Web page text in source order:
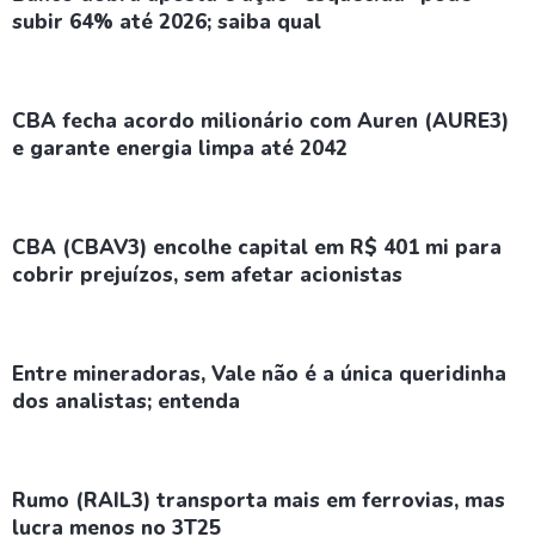
subir 64% até 2026; saiba qual
CBA fecha acordo milionário com Auren (AURE3)
e garante energia limpa até 2042
CBA (CBAV3) encolhe capital em R$ 401 mi para
cobrir prejuízos, sem afetar acionistas
Entre mineradoras, Vale não é a única queridinha
dos analistas; entenda
Rumo (RAIL3) transporta mais em ferrovias, mas
lucra menos no 3T25